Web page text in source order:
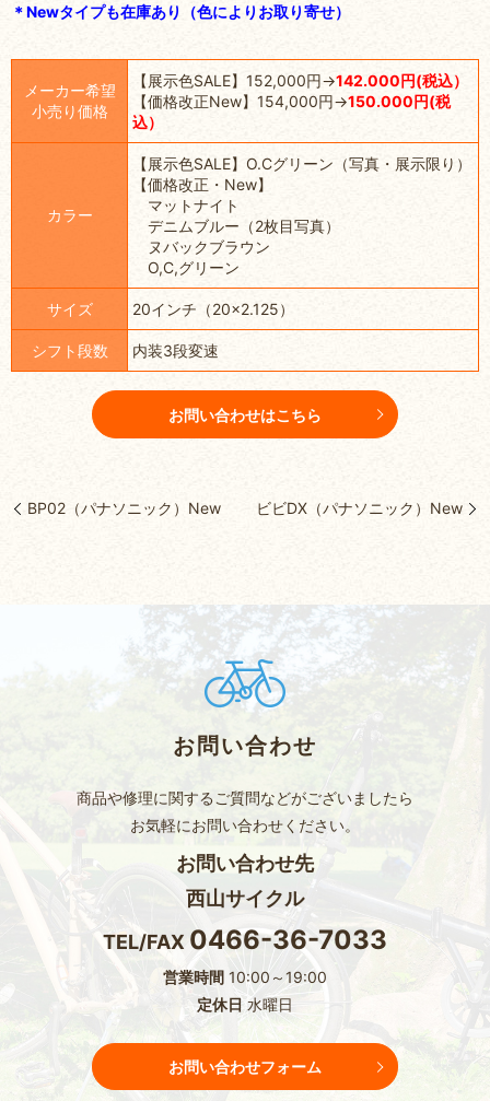
＊Newタイプも在庫あり（色によりお取り寄せ）
メーカー希望
小売り価格
【展示色SALE】152,000円→142.000円(税込）
【価格改正New】154,000円→150.000円(税
込）
カラー
【展示色SALE】O.Cグリーン（写真・展示限り）
【価格改正・New】
マットナイト
デニムブルー（2枚目写真）
ヌバックブラウン
O,C,グリーン
サイズ 20インチ（20×2.125）
シフト段数 内装3段変速
お問い合わせはこちら
BP02（パナソニック）New ビビDX（パナソニック）New
お問い合わせ
商品や修理に関するご質問などがございましたら
お気軽にお問い合わせください。
お問い合わせ先
西山サイクル
TEL/FAX 0466-36-7033
営業時間 10:00～19:00
定休日 水曜日
お問い合わせフォーム